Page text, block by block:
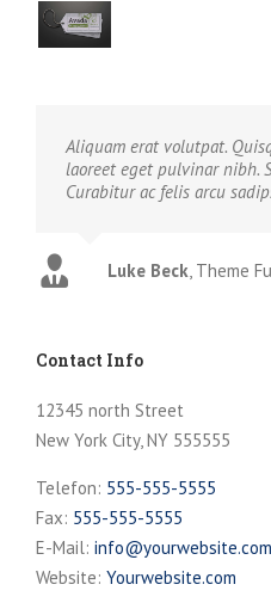
Aliquam erat volutpat.
laoreet eget pulvinar nibh.
Curabitur ac felis arcu
Luke Beck, Theme
Contact Info
12345 north Street
New York City, NY 555555
Telefon: 555-555-5555
Fax: 555-555-5555
E-Mail: info@yourwebsite.com
Website: Yourwebsite.com